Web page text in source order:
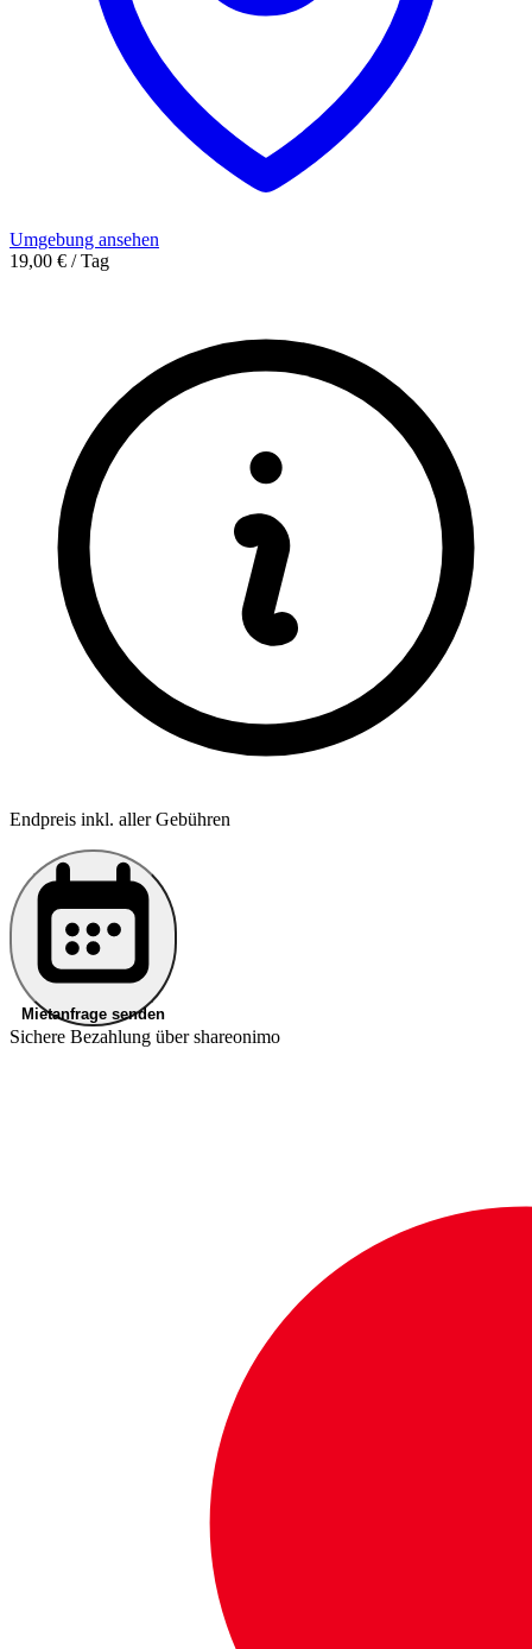
Umgebung ansehen
19,00 € / Tag
Endpreis inkl. aller Gebühren
Mietanfrage senden
Sichere Bezahlung über shareonimo